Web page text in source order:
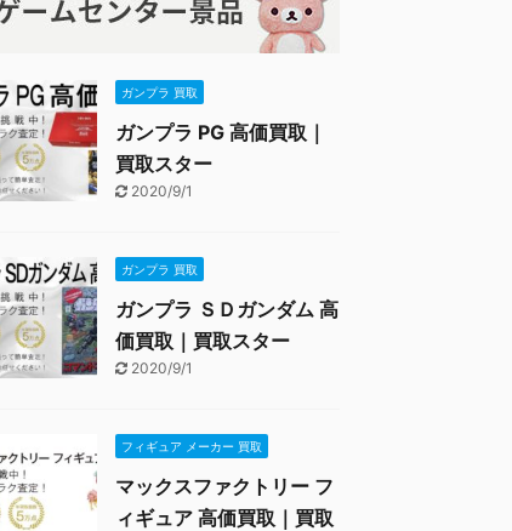
ガンプラ 買取
ガンプラ PG 高価買取｜
買取スター
2020/9/1
ガンプラ 買取
ガンプラ ＳＤガンダム 高
価買取｜買取スター
2020/9/1
フィギュア メーカー 買取
マックスファクトリー フ
ィギュア 高価買取｜買取